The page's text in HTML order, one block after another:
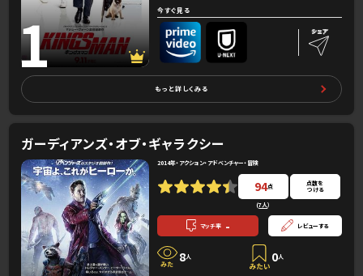
1 今すぐ見る
もっと詳しくみる
ガーディアンズ・オブ・ギャラクシー
2014年・アクション・アドベンチャー・冒険
94点
(7人）
点数を
つける
マッチ率 - レビューする
8人 0人